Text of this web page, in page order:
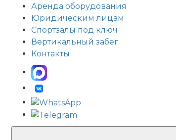
Аренда оборудования
Юридическим лицам
Спортзалы под ключ
Вертикальный забег
Контакты